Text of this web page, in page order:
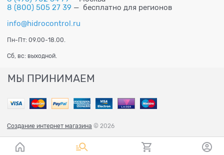
8 (800) 505 27 39 — бесплатно для регионов
info@hidrocontrol.ru
Пн-Пт: 09.00-18.00.
Сб, вс: выходной.
МЫ ПРИНИМАЕМ
Создание интернет магазина © 2026